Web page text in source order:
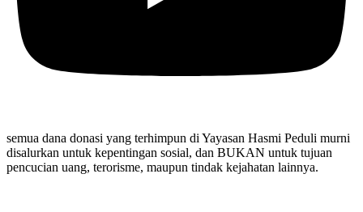
semua dana donasi yang terhimpun di Yayasan Hasmi Peduli murni
disalurkan untuk kepentingan sosial, dan BUKAN untuk tujuan
pencucian uang, terorisme, maupun tindak kejahatan lainnya.